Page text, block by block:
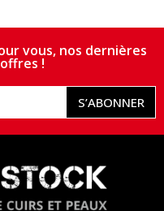
vous, nos dernières
!
S’ABONNER